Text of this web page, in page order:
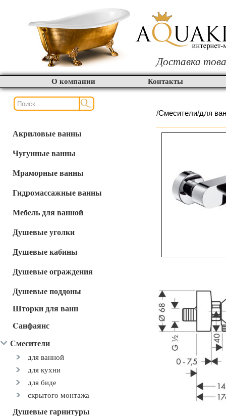
Доставка
О компании Контакты
Акриловые ванны
Чугунные ванны
Мраморные ванны
Гидромассажные ванны
Мебель для ванной
Душевые уголки
Душевые кабины
Душевые ограждения
Душевые поддоны
Шторки для ванн
Cанфаянс
Смесители
для ванной
для кухни
для биде
скрытого монтажа
Душевые гарнитуры
/Смесители/для